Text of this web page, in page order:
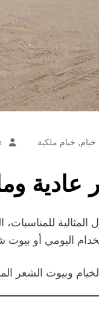
خيام, خيام ملكية
المثالية
اليومي أو بيوت
وبيوت الشعر